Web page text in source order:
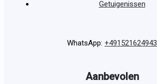
Getuigenissen
WhatsApp: +491521624943
Aanbevolen